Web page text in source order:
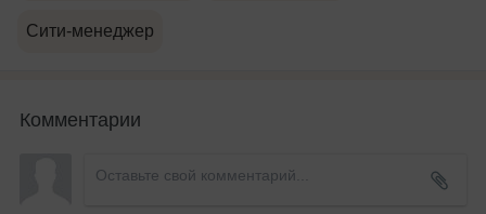
Сити-менеджер
Комментарии